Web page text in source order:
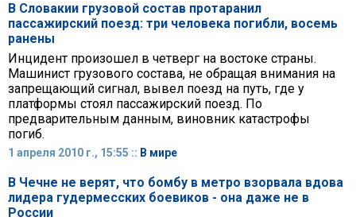
В Словакии грузовой состав протаранил
пассажирский поезд: три человека погибли, восемь
ранены
Инцидент произошел в четверг на востоке страны.
Машинист грузового состава, не обращая внимания на
запрещающий сигнал, вывел поезд на путь, где у
платформы стоял пассажирский поезд. По
предварительным данным, виновник катастрофы
погиб.
1 апреля 2010 г., 15:55 :: В мире
В Чечне не верят, что бомбу в метро взорвала вдова
лидера гудермесских боевиков - она даже не в
России